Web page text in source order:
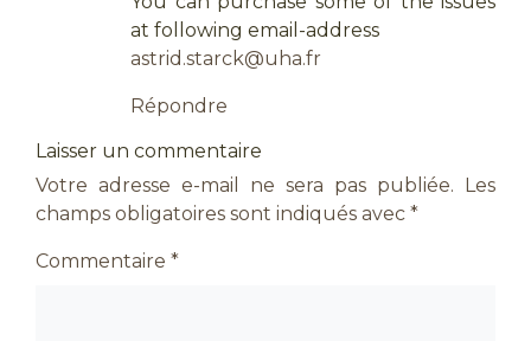
at following email-address
astrid.starck@uha.fr
Répondre
Laisser un commentaire
Votre adresse e-mail ne sera pas publiée. Les
champs obligatoires sont indiqués avec *
Commentaire *